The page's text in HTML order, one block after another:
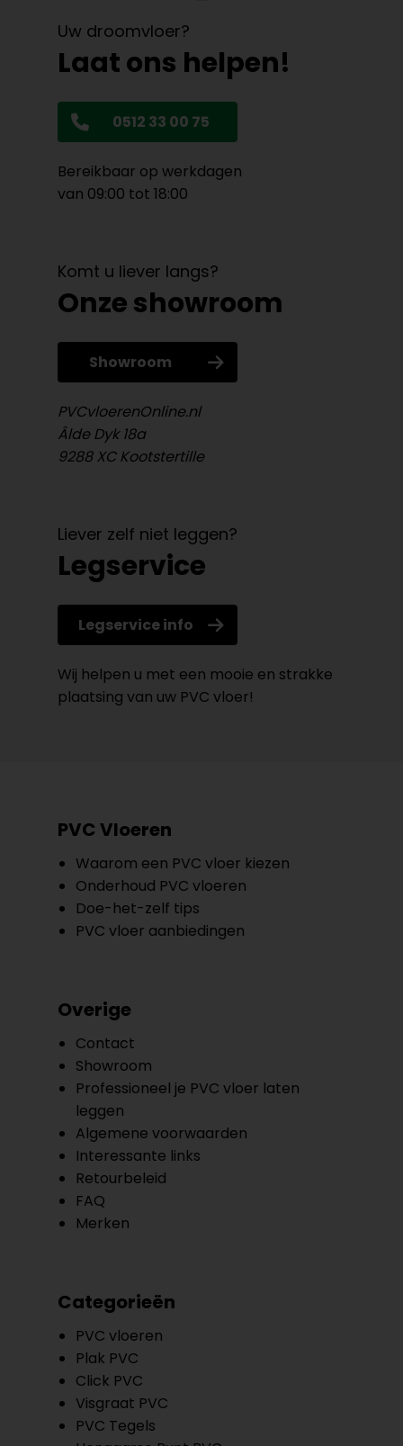
Uw droomvloer?
Laat ons helpen!
0512 33 00 75
Bereikbaar op werkdagen
van 09:00 tot 18:00
Komt u liever langs?
Onze showroom
Showroom
PVCvloerenOnline.nl
Âlde Dyk 18a
9288 XC Kootstertille
Liever zelf niet leggen?
Legservice
Legservice info
Wij helpen u met een mooie en strakke
plaatsing van uw PVC vloer!
PVC Vloeren
Waarom een PVC vloer kiezen
Onderhoud PVC vloeren
Doe-het-zelf tips
PVC vloer aanbiedingen
Overige
Contact
Showroom
Professioneel je PVC vloer laten
leggen
Algemene voorwaarden
Interessante links
Retourbeleid
FAQ
Merken
Categorieën
PVC vloeren
Plak PVC
Click PVC
Visgraat PVC
PVC Tegels